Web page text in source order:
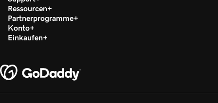
Ressourcen
Partnerprogramme
Konto
Einkaufen